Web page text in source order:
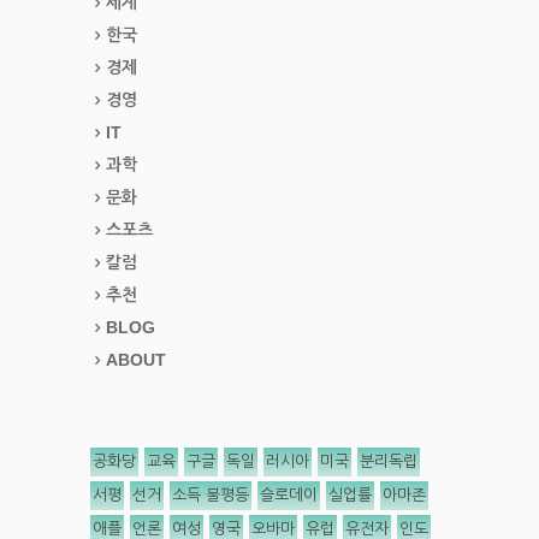
한국
경제
경영
IT
과학
문화
스포츠
칼럼
추천
BLOG
ABOUT
공화당 교육 구글 독일 러시아 미국 분리독립
서평 선거 소득 불평등 슬로데이 실업률 아마존
애플 언론 여성 영국 오바마 유럽 유전자 인도